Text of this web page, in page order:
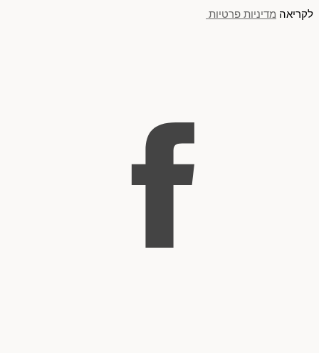
לקריאה מדיניות פרטיות